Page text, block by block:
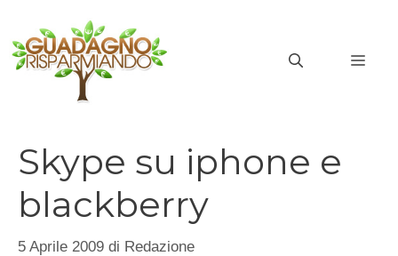
contenuto
Skype su iphone e
blackberry
5 Aprile 2009 di Redazione